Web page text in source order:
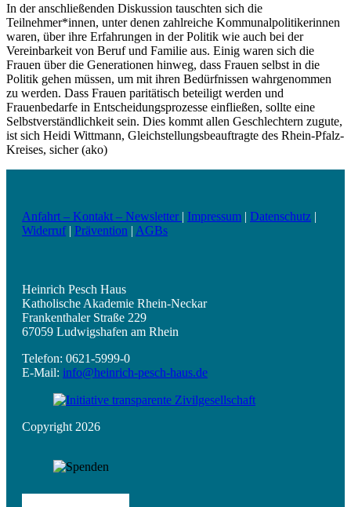
In der anschließenden Diskussion tauschten sich die
Teilnehmer*innen, unter denen zahlreiche Kommunalpolitikerinnen
waren, über ihre Erfahrungen in der Politik wie auch bei der
Vereinbarkeit von Beruf und Familie aus. Einig waren sich die
Frauen über die Generationen hinweg, dass Frauen selbst in die
Politik gehen müssen, um mit ihren Bedürfnissen wahrgenommen
zu werden. Dass Frauen paritätisch beteiligt werden und
Frauenbedarfe in Entscheidungsprozesse einfließen, sollte eine
Selbstverständlichkeit sein. Dies kommt allen Geschlechtern zugute,
ist sich Heidi Wittmann, Gleichstellungsbeauftragte des Rhein-Pfalz-
Kreises, sicher (ako)
Anfahrt – Kontakt – Newsletter | Impressum | Datenschutz |
Widerruf| Prävention | AGBs
Heinrich Pesch Haus
Katholische Akademie Rhein-Neckar
Frankenthaler Straße 229
67059 Ludwigshafen am Rhein
Telefon: 0621-5999-0
E-Mail: info@heinrich-pesch-haus.de
Copyright 2026